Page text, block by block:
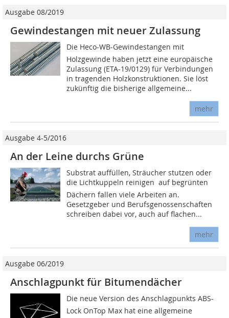
Ausgabe 08/2019
Gewindestangen mit neuer Zulassung
Die Heco-WB-Gewindestangen mit
Holzgewinde haben jetzt eine europäische
Zulassung (ETA-19/0129) für Verbindungen
in tragenden Holzkonstruktionen. Sie löst
zukünftig die bisherige allgemeine...
mehr
Ausgabe 4-5/2016
An der Leine durchs Grüne
Substrat auffüllen, Sträucher stutzen oder
die Lichtkuppeln reinigen  auf begrünten
Dächern fallen viele Arbeiten an.
Gesetzgeber und Berufsgenossenschaften
schreiben dabei vor, auch auf flachen...
mehr
Ausgabe 06/2019
Anschlagpunkt für Bitumendächer
Die neue Version des Anschlagpunkts ABS-
Lock OnTop Max hat eine allgemeine